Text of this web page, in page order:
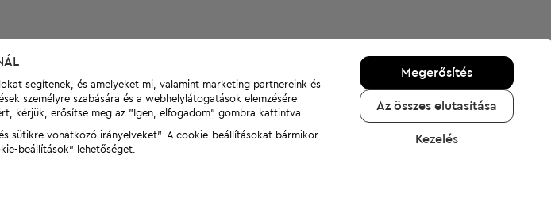
segítenek, és amelyeket mi, valamint marketing partnereink és
személyre szabására és a webhelylátogatások elemzésére
kérjük, erősítse meg az "Igen, elfogadom" gombra kattintva.
sütikre vonatkozó irányelveket". A cookie-beállításokat bármikor
beállítások” lehetőséget.
Megerősítés
Az összes elutasítása
Kezelés